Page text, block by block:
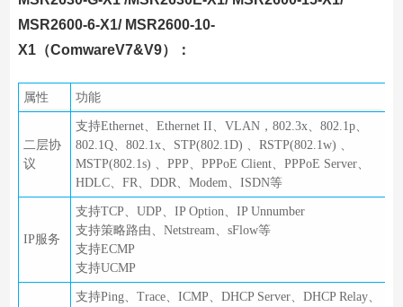
MSR2600-6-X1/ MSR2600-10-
X1（ComwareV7&V9）：
属性 功能
二层协
议
支持Ethernet、Ethernet II、VLAN，802.3x、802.1p、
802.1Q、802.1x、STP(802.1D) 、RSTP(802.1w) 、
MSTP(802.1s) 、PPP、PPPoE Client、PPPoE Server、
HDLC、FR、DDR、Modem、ISDN等
IP服务
支持TCP、UDP、IP Option、IP Unnumber
支持策略路由、Netstream、sFlow等
支持ECMP
支持UCMP
支持Ping、Trace、ICMP、DHCP Server、DHCP Relay、